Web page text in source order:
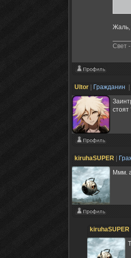
Жаль,
Свет
Ultor Гражданин
стоят
kiruhaSUPER
Ммм.
kiruhaSUPER